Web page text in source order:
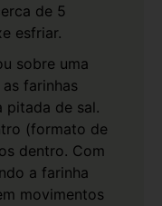
de 5
esfriar.
sobre uma
farinhas
pitada de sal.
(formato de
dentro. Com
a farinha
movimentos